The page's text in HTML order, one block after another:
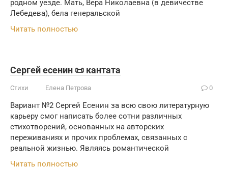
родном уезде. Мать, Вера Николаевна (в девичестве
Лебедева), бела генеральской
Читать полностью
Сергей есенин 📜 кантата
Стихи Елена Петрова 0
Вариант №2 Сергей Есенин за всю свою литературную
карьеру смог написать более сотни различных
стихотворений, основанных на авторских
переживаниях и прочих проблемах, связанных с
реальной жизнью. Являясь романтической
Читать полностью